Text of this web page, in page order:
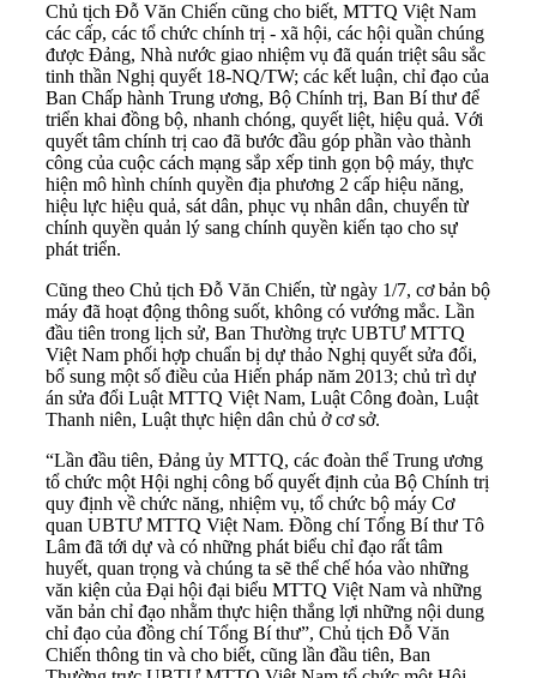
Chủ tịch Đỗ Văn Chiến cũng cho biết, MTTQ Việt Nam
các cấp, các tổ chức chính trị - xã hội, các hội quần chúng
được Đảng, Nhà nước giao nhiệm vụ đã quán triệt sâu sắc
tinh thần Nghị quyết 18-NQ/TW; các kết luận, chỉ đạo của
Ban Chấp hành Trung ương, Bộ Chính trị, Ban Bí thư để
triển khai đồng bộ, nhanh chóng, quyết liệt, hiệu quả. Với
quyết tâm chính trị cao đã bước đầu góp phần vào thành
công của cuộc cách mạng sắp xếp tinh gọn bộ máy, thực
hiện mô hình chính quyền địa phương 2 cấp hiệu năng,
hiệu lực hiệu quả, sát dân, phục vụ nhân dân, chuyển từ
chính quyền quản lý sang chính quyền kiến tạo cho sự
phát triển.
Cũng theo Chủ tịch Đỗ Văn Chiến, từ ngày 1/7, cơ bản bộ
máy đã hoạt động thông suốt, không có vướng mắc. Lần
đầu tiên trong lịch sử, Ban Thường trực UBTƯ MTTQ
Việt Nam phối hợp chuẩn bị dự thảo Nghị quyết sửa đổi,
bổ sung một số điều của Hiến pháp năm 2013; chủ trì dự
án sửa đổi Luật MTTQ Việt Nam, Luật Công đoàn, Luật
Thanh niên, Luật thực hiện dân chủ ở cơ sở.
“Lần đầu tiên, Đảng ủy MTTQ, các đoàn thể Trung ương
tổ chức một Hội nghị công bố quyết định của Bộ Chính trị
quy định về chức năng, nhiệm vụ, tổ chức bộ máy Cơ
quan UBTƯ MTTQ Việt Nam. Đồng chí Tổng Bí thư Tô
Lâm đã tới dự và có những phát biểu chỉ đạo rất tâm
huyết, quan trọng và chúng ta sẽ thể chế hóa vào những
văn kiện của Đại hội đại biểu MTTQ Việt Nam và những
văn bản chỉ đạo nhằm thực hiện thắng lợi những nội dung
chỉ đạo của đồng chí Tổng Bí thư”, Chủ tịch Đỗ Văn
Chiến thông tin và cho biết, cũng lần đầu tiên, Ban